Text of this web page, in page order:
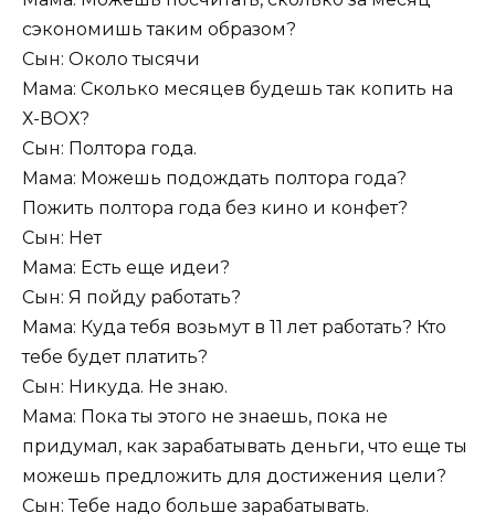
сэкономишь таким образом?
Сын: Около тысячи
Мама: Сколько месяцев будешь так копить на
Х-ВОХ?
Сын: Полтора года.
Мама: Можешь подождать полтора года?
Пожить полтора года без кино и конфет?
Сын: Нет
Мама: Есть еще идеи?
Сын: Я пойду работать?
Мама: Куда тебя возьмут в 11 лет работать? Кто
тебе будет платить?
Сын: Никуда. Не знаю.
Мама: Пока ты этого не знаешь, пока не
придумал, как зарабатывать деньги, что еще ты
можешь предложить для достижения цели?
Сын: Тебе надо больше зарабатывать.